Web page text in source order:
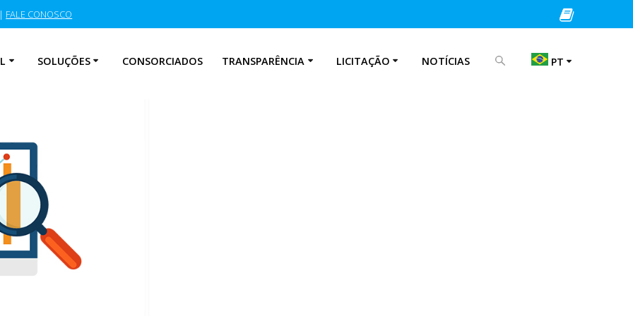
| FALE CONOSCO
SOLUÇÕES CONSORCIADOS TRANSPARÊNCIA LICITAÇÃO NOTÍCIAS PROCURAR POR:
PT